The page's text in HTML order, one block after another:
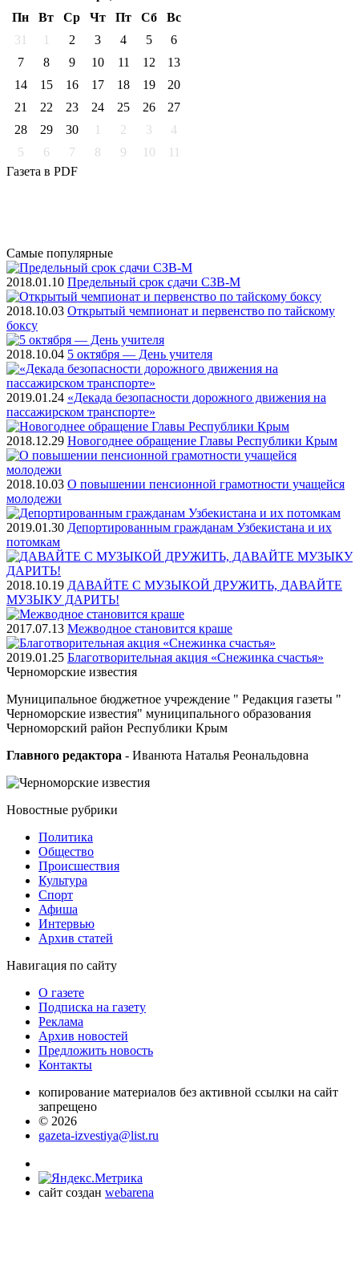
Пн
Вт Ср Чт Пт Cб
Вс
31
1 2 3 4 5
6
7
8 9 10 11 12
13
14
15 16 17 18 19
20
21
22 23 24 25 26
27
28
29 30 1 2 3
4
5
6 7 8 9 10
11
Газета в PDF
Самые популярные
2018.01.10 Предельный срок сдачи СЗВ-М
2018.10.03 Открытый чемпионат и первенство по тайскому
боксу
2018.10.04 5 октября — День учителя
2019.01.24 «Декада безопасности дорожного движения на
пассажирском транспорте»
2018.12.29 Новогоднее обращение Главы Республики Крым
2018.10.03 О повышении пенсионной грамотности учащейся
молодежи
2019.01.30 Депортированным гражданам Узбекистана и их
потомкам
2018.10.19 ДАВАЙТЕ С МУЗЫКОЙ ДРУЖИТЬ, ДАВАЙТЕ
МУЗЫКУ ДАРИТЬ!
2017.07.13 Межводное становится краше
2019.01.25 Благотворительная акция «Снежинка счастья»
Черноморские известия
Муниципальное бюджетное учреждение " Редакция газеты "
Черноморские известия" муниципального образования
Черноморский район Республики Крым
Главного редактора - Иванюта Наталья Реональдовна
Новостные рубрики
Политика
Общество
Проиcшествия
Культура
Спорт
Афиша
Интервью
Архив статей
Навигация по сайту
О газете
Подписка на газету
Реклама
Архив новостей
Предложить новость
Контакты
копирование материалов без активной ссылки на сайт
запрещено
© 2026
gazeta-izvestiya@list.ru
сайт создан webarena